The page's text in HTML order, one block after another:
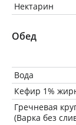
Нектарин
Обед
Вода
Кефир 1%
Гречневая
(Варка без